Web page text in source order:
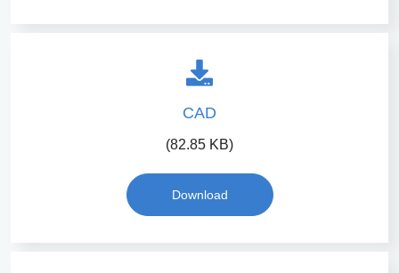
CAD
(82.85 KB)
Download